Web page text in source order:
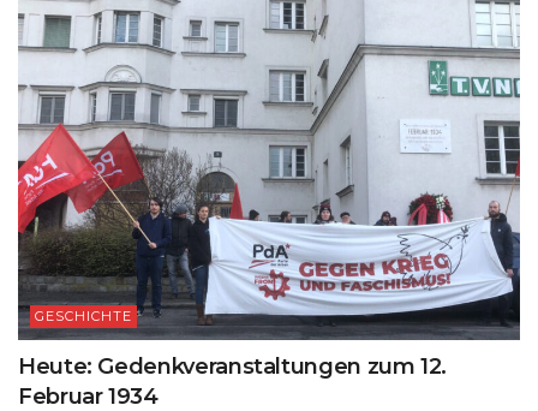
GESCHICHTE
Heute: Gedenkveranstaltungen zum 12.
Februar 1934